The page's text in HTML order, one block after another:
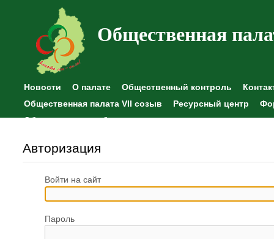
Общественная
Новости О палате Общественный контроль
Общественная палата VII созыв
Ресурсный центр
Общественные наблюдения
Авторизация
Войти на сайт
Пароль